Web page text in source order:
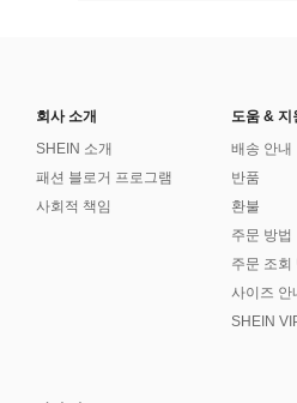
회사 소개
SHEIN 소개
패션 블로거 프로그램
사회적 책임
도움 & 지
배송 안내
반품
환불
주문 방법
주문 조회
사이즈 안
SHEIN